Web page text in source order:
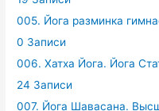
005. Йога разминка
0 Записи
006. Хатха Йога. Йога
24 Записи
007. Йога Шавасана.